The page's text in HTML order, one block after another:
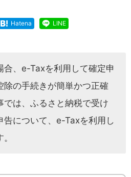
Hatena LINE
合、e-Taxを利用して確定申
除の手続きが簡単かつ正確
では、ふるさと納税で受け
告について、e-Taxを利用し